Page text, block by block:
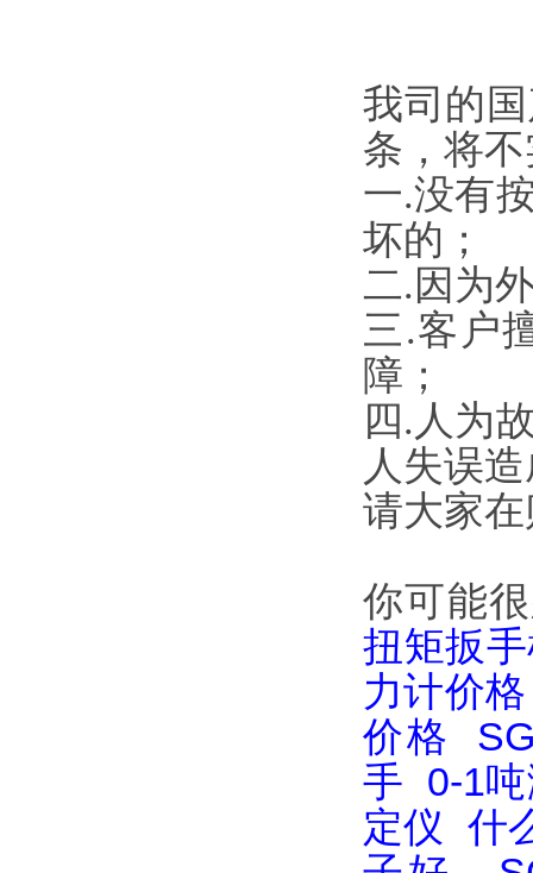
我司的
条，将
一.没有
坏的；
二.因为
三.客户
障；
四.人为
人失误
请大家
你可能
扭矩扳
力计价格
价格
手 0-1
定仪
什